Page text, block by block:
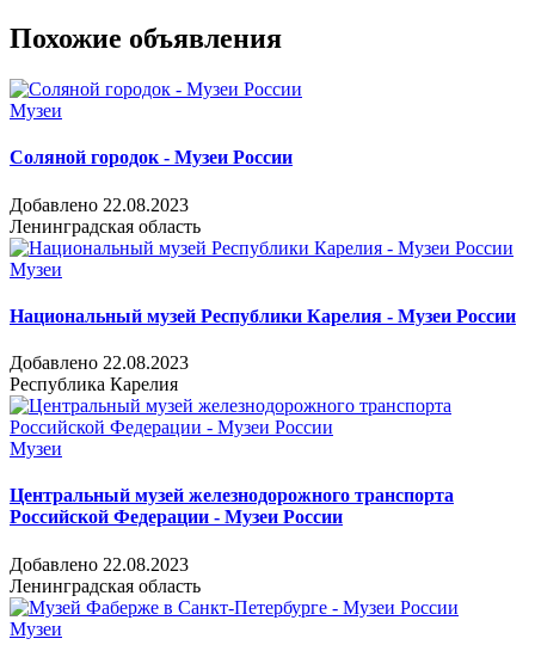
Похожие объявления
Музеи
Соляной городок - Музеи России
Добавлено 22.08.2023
Ленинградская область
Музеи
Национальный музей Республики Карелия - Музеи России
Добавлено 22.08.2023
Республика Карелия
Музеи
Центральный музей железнодорожного транспорта
Российской Федерации - Музеи России
Добавлено 22.08.2023
Ленинградская область
Музеи